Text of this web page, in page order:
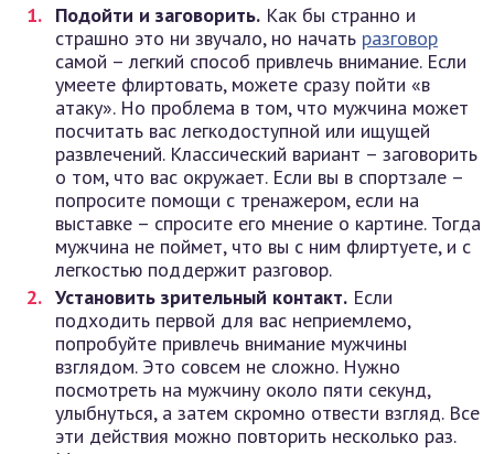
Подойти и заговорить. Как бы странно и
страшно это ни звучало, но начать разговор
самой – легкий способ привлечь внимание. Если
умеете флиртовать, можете сразу пойти «в
атаку». Но проблема в том, что мужчина может
посчитать вас легкодоступной или ищущей
развлечений. Классический вариант – заговорить
о том, что вас окружает. Если вы в спортзале –
попросите помощи с тренажером, если на
выставке – спросите его мнение о картине. Тогда
мужчина не поймет, что вы с ним флиртуете, и с
легкостью поддержит разговор.
Установить зрительный контакт. Если
подходить первой для вас неприемлемо,
попробуйте привлечь внимание мужчины
взглядом. Это совсем не сложно. Нужно
посмотреть на мужчину около пяти секунд,
улыбнуться, а затем скромно отвести взгляд. Все
эти действия можно повторить несколько раз.